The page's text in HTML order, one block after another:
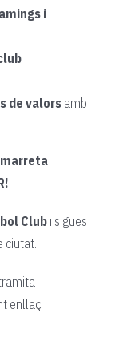
i
de valorsamb
Clubi sigues
ciutat.
enllaç